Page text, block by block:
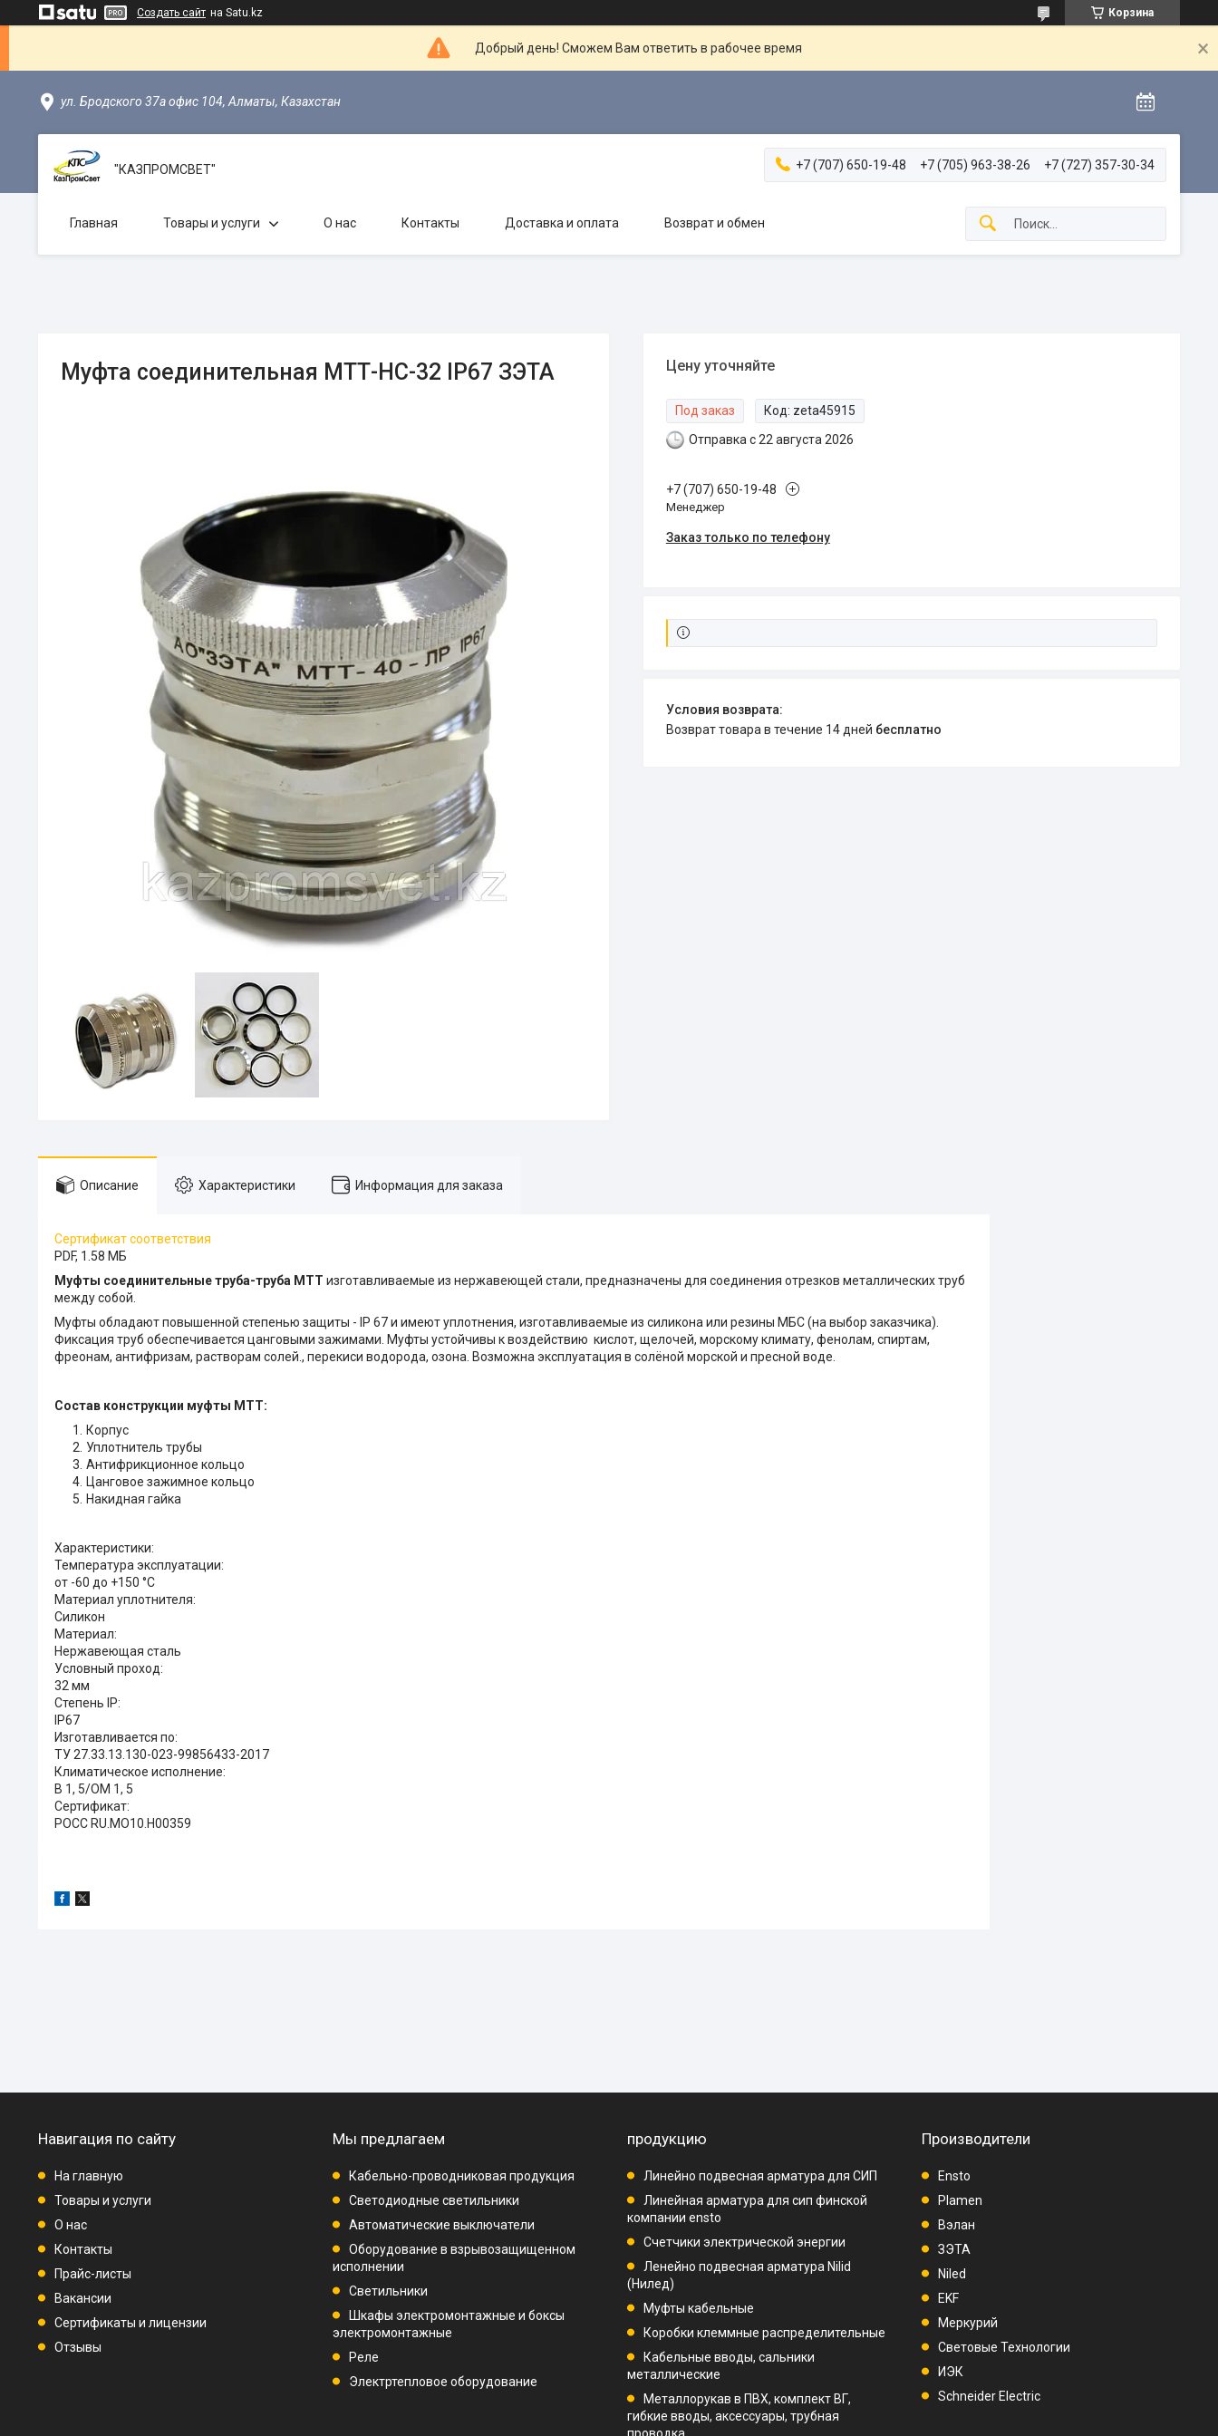
Создать сайт на Satu.kz Корзина
Добрый день! Сможем Вам ответить в рабочее время
ул. Бродского 37а офис 104, Алматы, Казахстан
"КАЗПРОМСВЕТ" +7 (707) 650-19-48 +7 (705) 963-38-26 +7 (727) 357-30-34
Главная Товары и услуги О нас Контакты Доставка и оплата Возврат и обмен
Муфта соединительная МТТ-НС-32 IP67 ЗЭТА Цену уточняйте
Под заказ Код: zeta45915
Отправка с 22 августа 2026
+7 (707) 650-19-48
Менеджер
Заказ только по телефону
возврат товара в течение 14 дней бесплатно
Описание Характеристики Информация для заказа
Сертификат соответствия
PDF, 1.58 МБ
Муфты соединительные труба-труба МТТ изготавливаемые из нержавеющей стали, предназначены для соединения отрезков металлических труб
между собой.
Муфты обладают повышенной степенью защиты - IP 67 и имеют уплотнения, изготавливаемые из силикона или резины МБС (на выбор заказчика).
Фиксация труб обеспечивается цанговыми зажимами. Муфты устойчивы к воздействию кислот, щелочей, морскому климату, фенолам, спиртам,
фреонам, антифризам, растворам солей., перекиси водорода, озона. Возможна эксплуатация в солёной морской и пресной воде.
Состав конструкции муфты МТТ:
Корпус
Уплотнитель трубы
Антифрикционное кольцо
Цанговое зажимное кольцо
Накидная гайка
Характеристики:
Температура эксплуатации:
от -60 до +150 °С
Материал уплотнителя:
Силикон
Материал:
Нержавеющая сталь
Условный проход:
32 мм
Степень IP:
IP67
Изготавливается по:
ТУ 27.33.13.130-023-99856433-2017
Климатическое исполнение:
В 1, 5/ОМ 1, 5
Сертификат:
РОСС RU.MO10.H00359
Навигация по сайту
На главную
Товары и услуги
О нас
Контакты
Прайс-листы
Вакансии
Сертификаты и лицензии
Отзывы
Мы предлагаем
Кабельно-проводниковая продукция
Светодиодные светильники
Автоматические выключатели
Оборудование в взрывозащищенном
исполнении
Светильники
Шкафы электромонтажные и боксы
электромонтажные
Реле
Электртепловое оборудование
продукцию
Линейно подвесная арматура для СИП
Линейная арматура для сип финской
компании ensto
Счетчики электрической энергии
Ленейно подвесная арматура Nilid
(Нилед)
Муфты кабельные
Коробки клеммные распределительные
Кабельные вводы, сальники
металлические
Металлорукав в ПВХ, комплект ВГ,
гибкие вводы, аксессуары, трубная
проводка
Производители
Ensto
Plamen
Вэлан
ЗЭТА
Niled
EKF
Меркурий
Световые Технологии
ИЭК
Schneider Electric